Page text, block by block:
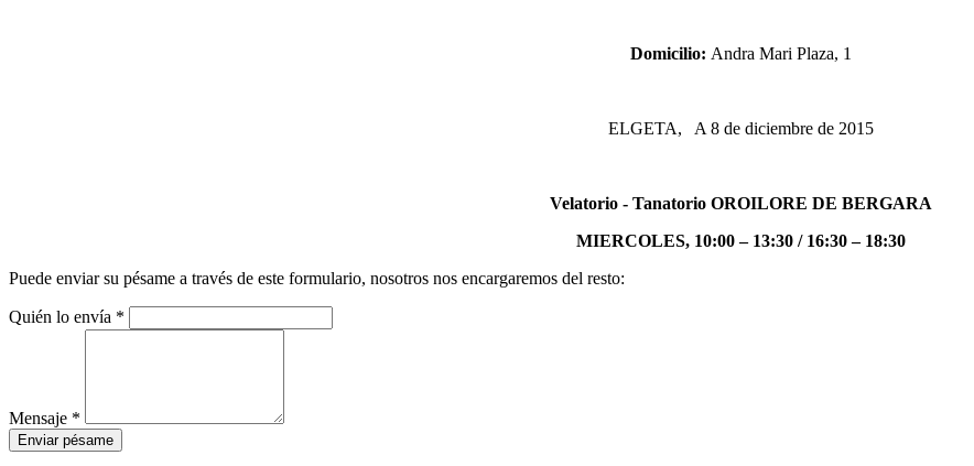
Domicilio: Andra Mari Plaza, 1
ELGETA, A 8 de diciembre de 2015
Velatorio - Tanatorio OROILORE DE BERGARA
MIERCOLES, 10:00 – 13:30 / 16:30 – 18:30
Puede enviar su pésame a través de este formulario, nosotros nos encargaremos del resto:
Quién lo envía *
Mensaje *